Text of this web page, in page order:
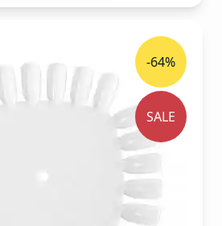
-64%
SALE